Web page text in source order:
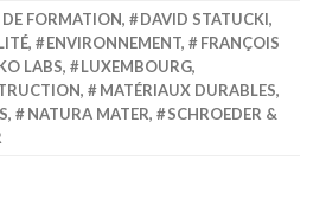
DE FORMATION, DAVID STATUCKI,
, ENVIRONNEMENT,
FRANÇOIS
LABS, LUXEMBOURG,
, MATÉRIAUX DURABLES,
, NATURA MATER,
SCHROEDER &